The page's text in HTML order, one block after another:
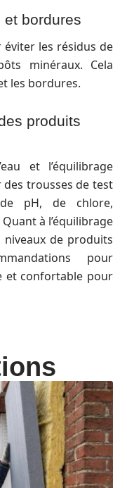
et bordures
les résidus de
minéraux. Cela
les bordures.
produits
et l’équilibrage
des trousses de test
pH, de chlore,
à l’équilibrage
niveaux de produits
pour
et confortable pour